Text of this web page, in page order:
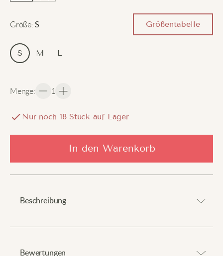
Größe: S Größentabelle
S M L
Menge: 1
Nur noch 18 Stück auf Lager
In den Warenkorb
Beschreibung
Bewertungen